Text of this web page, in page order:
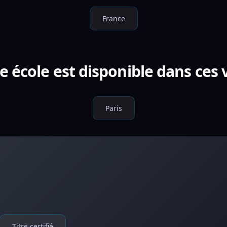
France
école est disponible dans ces
Paris